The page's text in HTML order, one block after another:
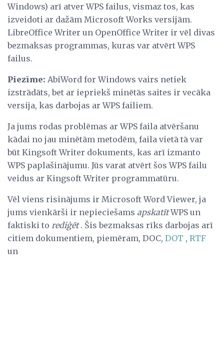
Windows) arī atver WPS failus, vismaz tos, kas
izveidoti ar dažām Microsoft Works versijām.
LibreOffice Writer un OpenOffice Writer ir vēl divas
bezmaksas programmas, kuras var atvērt WPS
failus.
Piezīme: AbiWord for Windows vairs netiek
izstrādāts, bet ar iepriekš minētās saites ir vecāka
versija, kas darbojas ar WPS failiem.
Ja jums rodas problēmas ar WPS faila atvēršanu
kādai no jau minētām metodēm, faila vietā tā var
būt Kingsoft Writer dokuments, kas arī izmanto
WPS paplašinājumu. Jūs varat atvērt šos WPS failu
veidus ar Kingsoft Writer programmatūru.
Vēl viens risinājums ir Microsoft Word Viewer, ja
jums vienkārši ir nepieciešams apskatītWPS un
faktiski to rediģēt. Šis bezmaksas rīks darbojas arī
citiem dokumentiem, piemēram, DOC, DOT , RTF
un